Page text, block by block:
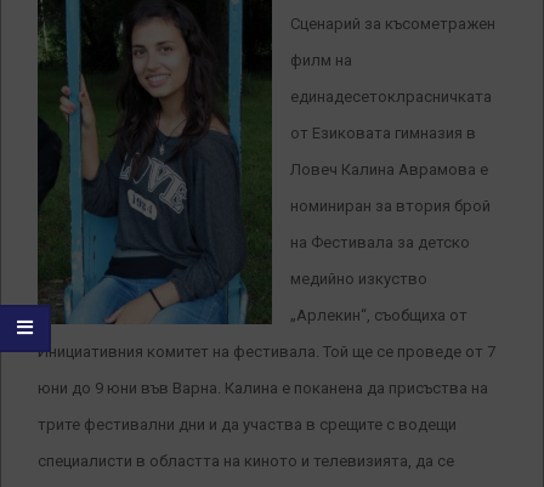
Сценарий за късометражен
филм на
единадесетоклрасничката
от Езиковата гимназия в
Ловеч Калина Аврамова е
номиниран за втория брой
на Фестивала за детско
медийно изкуство
„Арлекин“, съобщиха от
Инициативния комитет на фестивала. Той ще се проведе от 7
юни до 9 юни във Варна. Калина е поканена да присъства на
трите фестивални дни и да участва в срещите с водещи
специалисти в областта на киното и телевизията, да се